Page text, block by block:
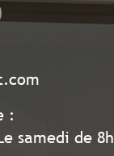
:
samedi de 8h